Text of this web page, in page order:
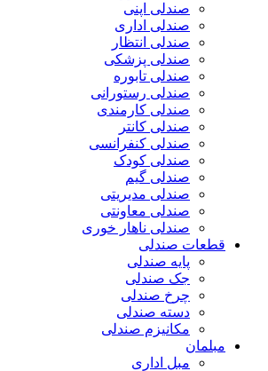
صندلی اپنی
صندلی اداری
صندلی انتظار
صندلی پزشکی
صندلی تابوره
صندلی رستورانی
صندلی کارمندی
صندلی کانتر
صندلی کنفرانسی
صندلی کودک
صندلی گیم
صندلی مدیریتی
صندلی معاونتی
صندلی ناهار خوری
قطعات صندلی
پایه صندلی
جک صندلی
چرخ صندلی
دسته صندلی
مکانیزم صندلی
مبلمان
مبل اداری